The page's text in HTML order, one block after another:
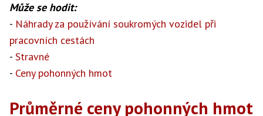
Může se hodit:
- Náhrady za používání soukromých vozidel při
pracovních cestách
- Stravné
- Ceny pohonných hmot
Průměrné ceny pohonných hmot